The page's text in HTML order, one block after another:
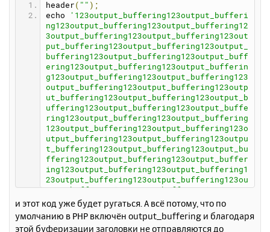
header ( "" );
echo
'123output_buffering123output_bufferi
ng123output_buffering123output_buffering12
3output_buffering123output_buffering123out
put_buffering123output_buffering123output_
buffering123output_buffering123output_buff
ering123output_buffering123output_bufferin
g123output_buffering123output_buffering123
output_buffering123output_buffering123outp
ut_buffering123output_buffering123output_b
uffering123output_buffering123output_buffe
ring123output_buffering123output_buffering
123output_buffering123output_buffering123o
utput_buffering123output_buffering123outpu
t_buffering123output_buffering123output_bu
ffering123output_buffering123output_buffer
ing123output_buffering123output_buffering1
23output_buffering123output_buffering123ou
tput_buffering123output_buffering123output
_buffering123output_buffering123output_buf
fering123output_buffering123output_bufferi
ng123output_buffering123output_buffering12
и этот код уже будет ругаться. А всё потому, что по
умолчанию в PHP включён output_buffering и благодаря
этой буферизации заголовки не отправляются до